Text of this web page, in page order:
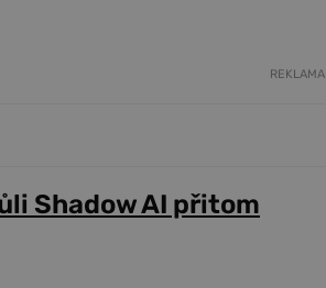
REKLAMA
Shadow AI přitom